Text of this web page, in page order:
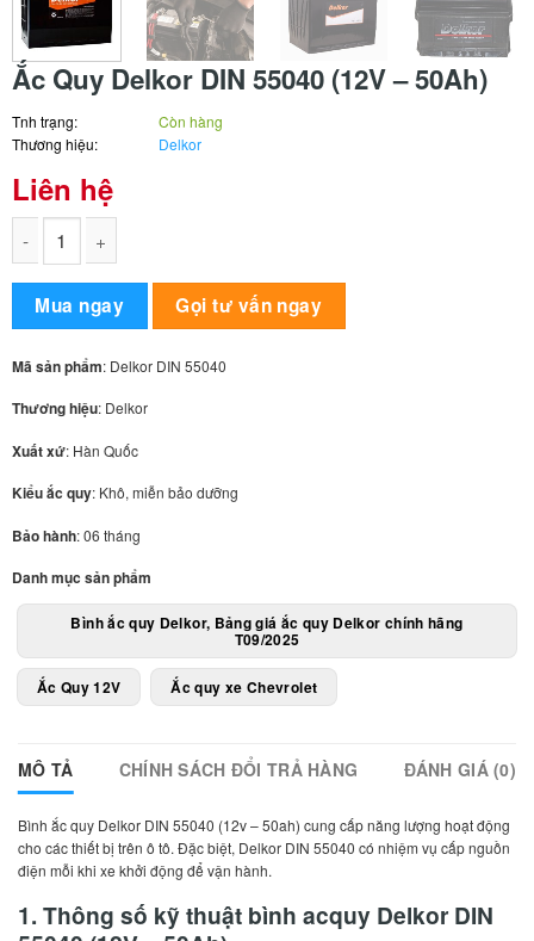
Ắc Quy Delkor DIN 55040 (12V – 50Ah)
Tnh trạng:
Còn hàng
Thương hiệu:
Delkor
Liên hệ
Mua ngay Gọi tư vấn ngay
Mã sản phẩm: Delkor DIN 55040
Thương hiệu: Delkor
Xuất xứ: Hàn Quốc
Kiểu ắc quy: Khô, miễn bảo dưỡng
Bảo hành: 06 tháng
Danh mục sản phẩm
Bình ắc quy Delkor, Bảng giá ắc quy Delkor chính hãng
T09/2025
Ắc Quy 12V Ắc quy xe Chevrolet
MÔ TẢ CHÍNH SÁCH ĐỔI TRẢ HÀNG ĐÁNH GIÁ (0)
Bình ắc quy Delkor DIN 55040 (12v – 50ah) cung cấp năng lượng hoạt động
cho các thiết bị trên ô tô. Đặc biệt, Delkor DIN 55040 có nhiệm vụ cấp nguồn
điện mỗi khi xe khởi động để vận hành.
1. Thông số kỹ thuật bình acquy Delkor DIN